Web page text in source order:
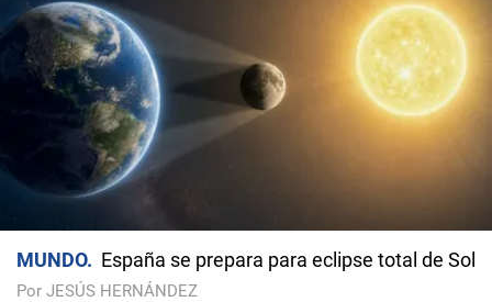
MUNDO España se prepara para eclipse total de Sol
Por JESÚS HERNÁNDEZ